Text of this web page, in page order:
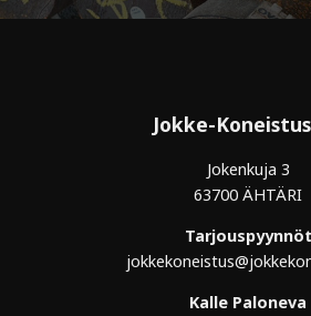
Jokke-
Jokenkuja 3
63700 ÄHTÄRI
Tarjouspyynnöt
Kalle Paloneva